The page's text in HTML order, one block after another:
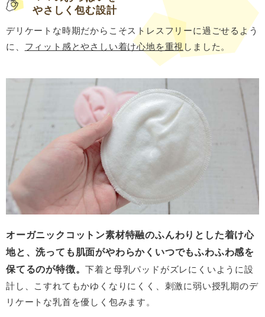
やさしく包む設計
デリケートな時期だからこそストレスフリーに過ごせるよう
に、 フィット感とやさしい着け心地を重視しました。
オーガニックコットン素材特融のふんわりとした着け心
地と、洗っても肌面がやわらかくいつでもふわふわ感を
保てるのが特徴。下着と母乳パッドがズレにくいように設
計し、こすれてもかゆくなりにくく、刺激に弱い授乳期のデ
リケートな乳首を優しく包みます。